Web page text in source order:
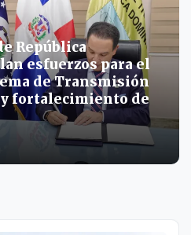
República
esfuerzos para el
de Transmisión
fortalecimiento de